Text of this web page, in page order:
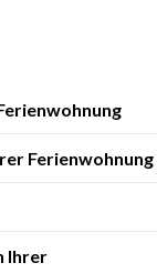
Ferienwohnung
Ihrer